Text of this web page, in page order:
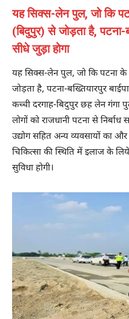
यह सिक्स-लेन पुल, जो कि
(बिदुपुर) से जोड़ता है,
सीधे जुड़ा होगा
यह सिक्स-लेन पुल, जो कि पटना
जोड़ता है, पटना-बख्तियारपुर
कच्ची दरगाह-बिदुपुर छह लेन गंगा
लोगों को राजधानी पटना से
उद्योग सहित अन्य व्यवसायों का
चिकित्सा की स्थिति में इलाज के
सुविधा होगी।